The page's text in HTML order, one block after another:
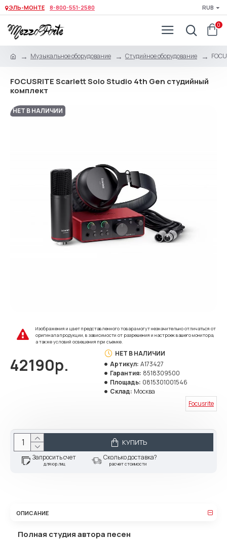
ЭЛЬ-МОНТЕ 8-800-551-2580 RUB
0
Музыкальное оборудование Студийное оборудование
FOCUSRITE Scarlett Solo Studio 4th Gen студийный
комплект
НЕТ В НАЛИЧИИ
Изображения и цвет представленного товара могут незначительно отличаться от
оригинала продукции, в зависимости от разрешения и настроек вашего монитора,
а также условий освещения при съемке.
42190р.
НЕТ В НАЛИЧИИ
Артикул: A173427
Гарантия: 8518309500
Площадь: 0815301001546
Склад: Москва
Focusrite
КУПИТЬ
Запросить счет
для юр.лиц
Сколько доставка?
расчет стоимости
ОПИСАНИЕ
Полная студия автора песен